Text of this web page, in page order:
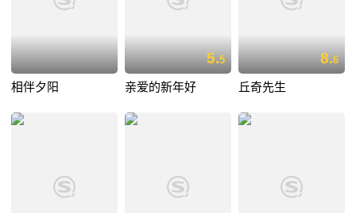
相伴夕阳
5.5
亲爱的新年好
8.6
丘奇先生